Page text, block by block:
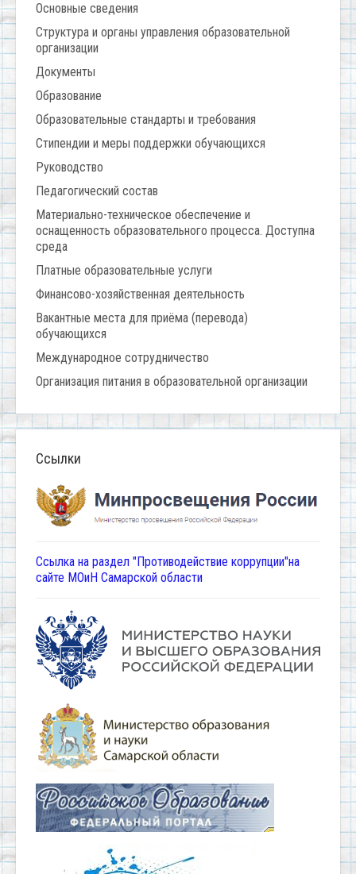
Основные сведения
Структура и органы управления образовательной
организации
Документы
Образование
Образовательные стандарты и требования
Стипендии и меры поддержки обучающихся
Руководство
Педагогический состав
Материально-техническое обеспечение и
оснащенность образовательного процесса. Доступна
среда
Платные образовательные услуги
Финансово-хозяйственная деятельность
Вакантные места для приёма (перевода)
обучающихся
Международное сотрудничество
Организация питания в образовательной организации
Ссылки
Ссылка на раздел "Противодействие коррупции"на
сайте МОиН Самарской области